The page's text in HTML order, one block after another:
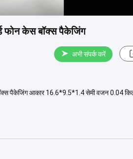
फोन केस बॉक्स पैकेजिंग
अभी संपर्क करें
पैकेजिंग आकार 16.6*9.5*1.4 सेमी वजन 0.04